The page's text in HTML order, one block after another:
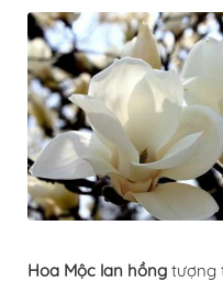
Hoa Mộc lan hồng tượng